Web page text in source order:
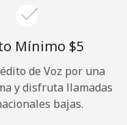
Mínimo ⁦$5⁩
de Voz por una
y disfruta llamadas
bajas.